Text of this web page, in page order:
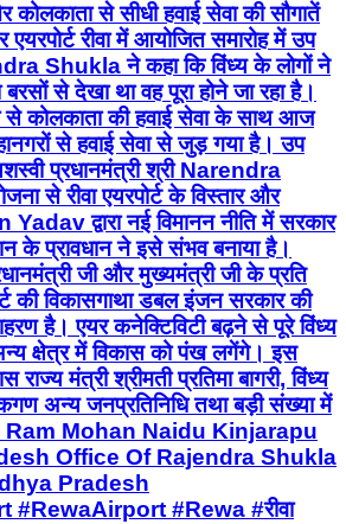
कोलकाता से सीधी हवाई सेवा की सौगातें
रीवा में आयोजित समारोह में उप
Shukla ने कहा कि विंध्य के लोगों ने
से देखा था वह पूरा होने जा रहा है।
से कोलकाता की हवाई सेवा के साथ आज
से हवाई सेवा से जुड़ गया है। उप
प्रधानमंत्री श्री Narendra
से रीवा एयरपोर्ट के विस्तार और
द्वारा नई विमानन नीति में सरकार
के प्रावधान ने इसे संभव बनाया है।
जी और मुख्यमंत्री जी के प्रति
की विकासगाथा डबल इंजन सरकार की
है। एयर कनेक्टिविटी बढ़ने से पूरे विंध्य
क्षेत्र में विकास को पंख लगेंगे। इस
मंत्री श्रीमती प्रतिमा बागरी, विंध्य
अन्य जनप्रतिनिधि तथा बड़ी संख्या में
Ram Mohan Naidu Kinjarapu
Office Of Rajendra Shukla
Pradesh
#Rewa #रीवा